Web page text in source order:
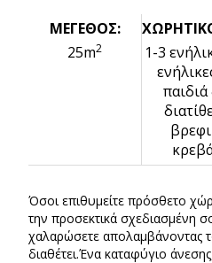
ΜΕΓΕΘΟΣ:
25m2
1-3
παιδιά
Όσοι επιθυμείτε πρόσθετο
την προσεκτικά σχεδιασμένη
χαλαρώσετε απολαμβάνοντας
διαθέτει.Ένα καταφύγιο